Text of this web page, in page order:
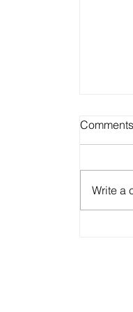
Comments
Write a